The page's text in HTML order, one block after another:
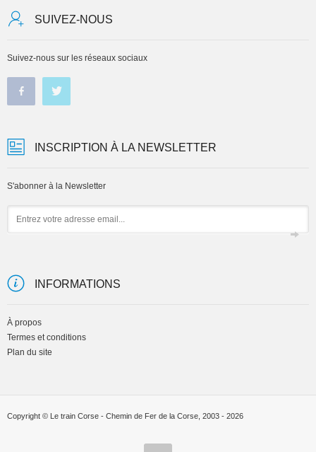
SUIVEZ-NOUS
Suivez-nous sur les réseaux sociaux
INSCRIPTION À LA NEWSLETTER
S'abonner à la Newsletter
INFORMATIONS
À propos
Termes et conditions
Plan du site
Copyright © Le train Corse - Chemin de Fer de la Corse, 2003 - 2026